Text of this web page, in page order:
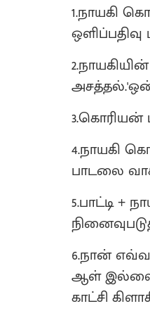
1.நாயகி
அசத்தல்.'ஒன்
3.கொரியன்
4.நாயகி
பாடலை
5.பாட்டி +
6.நான்
ஆள் இல்லை
காட்சி